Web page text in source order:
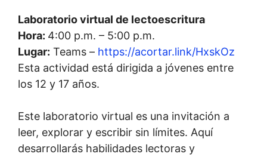
Laboratorio virtual de lectoescritura
Hora: 4:00 p.m. – 5:00 p.m.
Lugar: Teams – https://acortar.link/HxskOz
Esta actividad está dirigida a jóvenes entre
los 12 y 17 años.
Este laboratorio virtual es una invitación a
leer, explorar y escribir sin límites. Aquí
desarrollarás habilidades lectoras y